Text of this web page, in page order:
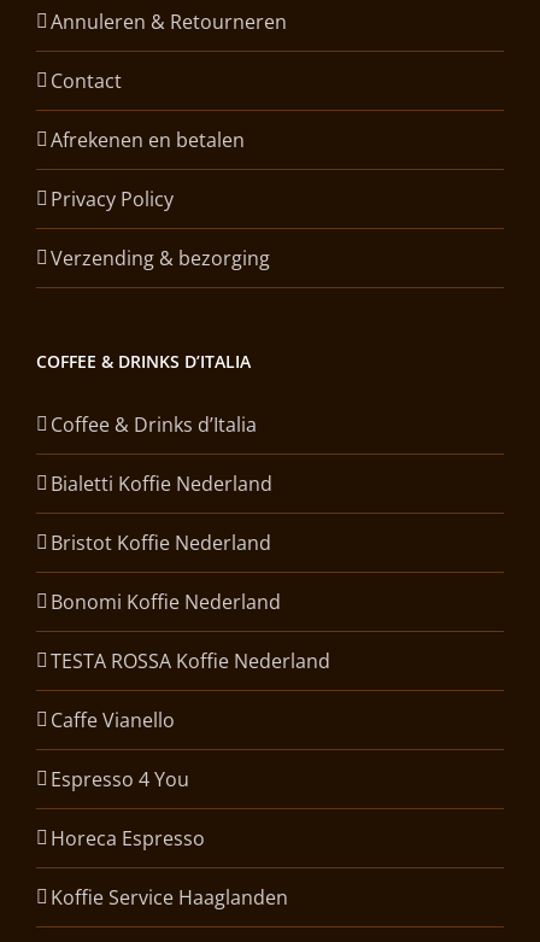
Annuleren & Retourneren
Contact
Afrekenen en betalen
Privacy Policy
Verzending & bezorging
COFFEE & DRINKS D’ITALIA
Coffee & Drinks d’Italia
Bialetti Koffie Nederland
Bristot Koffie Nederland
Bonomi Koffie Nederland
TESTA ROSSA Koffie Nederland
Caffe Vianello
Espresso 4 You
Horeca Espresso
Koffie Service Haaglanden